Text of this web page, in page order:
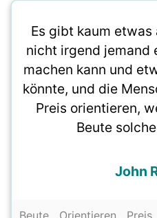
Es gibt kaum
nicht irgend jemand
machen kann und
könnte, und die
Preis orientieren,
Beute
John
Beute Orientieren Preis